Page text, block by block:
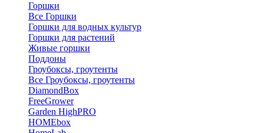
Горшки
Все Горшки
Горшки для водных культур
Горшки для растений
Живые горшки
Поддоны
Гроубоксы, гроутенты
Все Гроубоксы, гроутенты
DiamondBox
FreeGrower
Garden HighPRO
HOMEbox